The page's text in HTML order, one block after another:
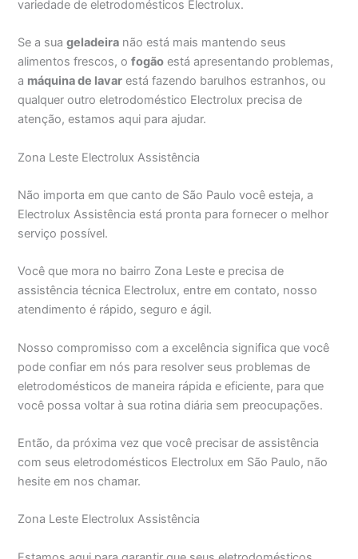
variedade de eletrodomésticos Electrolux.
Se a suageladeira não está mais mantendo seus
alimentos frescos, ofogão está apresentando problemas,
a máquina de lavar está fazendo barulhos estranhos, ou
qualquer outro eletrodoméstico Electrolux precisa de
atenção, estamos aqui para ajudar.
Zona Leste Electrolux Assistência
Não importa em que canto de São Paulo você esteja, a
Electrolux Assistência está pronta para fornecer o melhor
serviço possível.
Você que mora no bairro Zona Leste e precisa de
assistência técnica Electrolux, entre em contato, nosso
atendimento é rápido, seguro e ágil.
Nosso compromisso com a excelência significa que você
pode confiar em nós para resolver seus problemas de
eletrodomésticos de maneira rápida e eficiente, para que
você possa voltar à sua rotina diária sem preocupações.
Então, da próxima vez que você precisar de assistência
com seus eletrodomésticos Electrolux em São Paulo, não
hesite em nos chamar.
Zona Leste Electrolux Assistência